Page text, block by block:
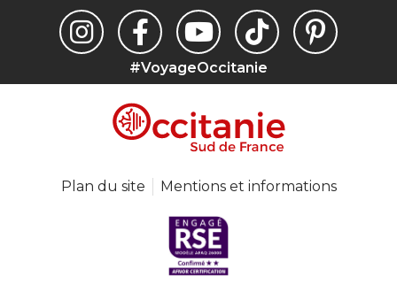
#VoyageOccitanie
Plan du site Mentions et informations